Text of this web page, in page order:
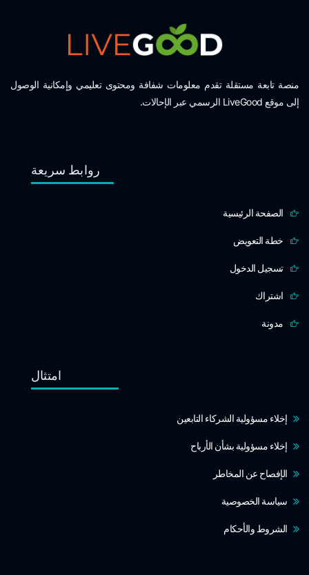
منصة تابعة مستقلة تقدم معلومات شفافة ومحتوى تعليمي وإمكانية الوصول
إلى موقع LiveGood الرسمي عبر الإحالات.
روابط سريعة
الصفحة الرئيسية
خطة التعويض
تسجيل الدخول
اشتراك
مدونة
امتثال
إخلاء مسؤولية الشركاء التابعين
إخلاء مسؤولية بشأن الأرباح
الإفصاح عن المخاطر
سياسة الخصوصية
الشروط والأحكام